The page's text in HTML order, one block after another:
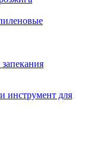
инструмент для